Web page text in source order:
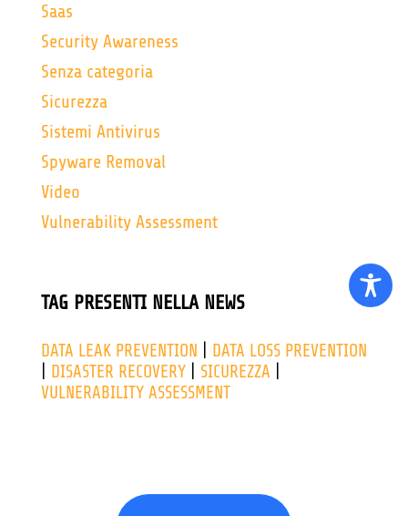
Saas
Security Awareness
Senza categoria
Sicurezza
Sistemi Antivirus
Spyware Removal
Video
Vulnerability Assessment
TAG PRESENTI NELLA NEWS
DATA LEAK PREVENTION
DATA LOSS PREVENTION
DISASTER RECOVERY| SICUREZZA
VULNERABILITY ASSESSMENT